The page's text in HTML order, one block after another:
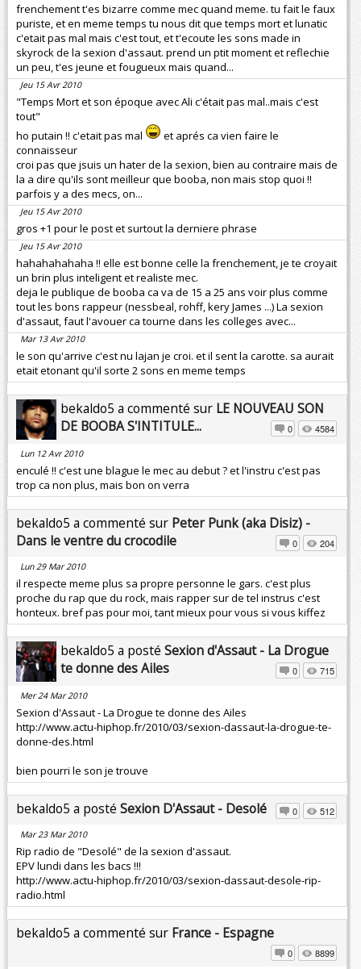
frenchement t'es bizarre comme mec quand meme. tu fait le faux
puriste, et en meme temps tu nous dit que temps mort et lunatic
c'etait pas mal mais c'est tout, et t'ecoute les sons made in
skyrock de la sexion d'assaut. prend un ptit moment et reflechie
un peu, t'es jeune et fougueux mais quand...
Jeu 15 Avr 2010
"Temps Mort et son époque avec Ali c'était pas mal..mais c'est
tout"
ho putain !! c'etait pas mal
et aprés ca vien faire le
connaisseur
croi pas que jsuis un hater de la sexion, bien au contraire mais de
la a dire qu'ils sont meilleur que booba, non mais stop quoi !!
parfois y a des mecs, on...
Jeu 15 Avr 2010
gros +1 pour le post et surtout la derniere phrase
Jeu 15 Avr 2010
hahahahahaha !! elle est bonne celle la frenchement, je te croyait
un brin plus inteligent et realiste mec.
deja le publique de booba ca va de 15 a 25 ans voir plus comme
tout les bons rappeur (nessbeal, rohff, kery James ...) La sexion
d'assaut, faut l'avouer ca tourne dans les colleges avec...
Mar 13 Avr 2010
le son qu'arrive c'est nu lajan je croi. et il sent la carotte. sa aurait
etait etonant qu'il sorte 2 sons en meme temps
bekaldo5 a commenté sur LE NOUVEAU SON
DE BOOBA S'INTITULE...
0 4584
Lun 12 Avr 2010
enculé !! c'est une blague le mec au debut ? et l'instru c'est pas
trop ca non plus, mais bon on verra
bekaldo5 a commenté sur Peter Punk (aka Disiz) -
Dans le ventre du crocodile
0 204
Lun 29 Mar 2010
il respecte meme plus sa propre personne le gars. c'est plus
proche du rap que du rock, mais rapper sur de tel instrus c'est
honteux. bref pas pour moi, tant mieux pour vous si vous kiffez
bekaldo5 a postéSexion d'Assaut - La Drogue
te donne des Ailes
0 715
Mer 24 Mar 2010
Sexion d'Assaut - La Drogue te donne des Ailes
http://www.actu-hiphop.fr/2010/03/sexion-dassaut-la-drogue-te-
donne-des.html
bien pourri le son je trouve
bekaldo5 a postéSexion D'Assaut - Desolé 0 512
Mar 23 Mar 2010
Rip radio de "Desolé" de la sexion d'assaut.
EPV lundi dans les bacs !!!
http://www.actu-hiphop.fr/2010/03/sexion-dassaut-desole-rip-
radio.html
bekaldo5 a commenté sur France - Espagne
0 8899